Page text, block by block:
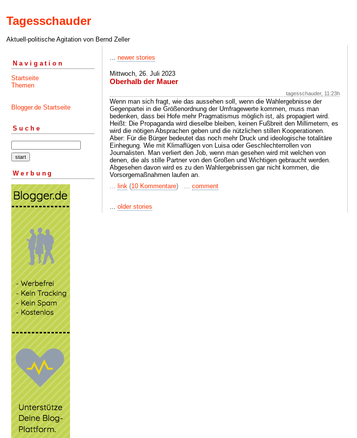
Tagesschauder
Aktuell-politische Agitation von Bernd Zeller
Navigation
Startseite
Themen
Blogger.de Startseite
Suche
Werbung
... newer stories
Mittwoch, 26. Juli 2023
Oberhalb der Mauer
tagesschauder, 11:23h
Wenn man sich fragt, wie das aussehen soll, wenn die Wahlergebnisse der
Gegenpartei in die Größenordnung der Umfragewerte kommen, muss man
bedenken, dass bei Hofe mehr Pragmatismus möglich ist, als propagiert wird.
Heißt: Die Propaganda wird dieselbe bleiben, keinen Fußbreit den Millimetern, es
wird die nötigen Absprachen geben und die nützlichen stillen Kooperationen.
Aber: Für die Bürger bedeutet das noch mehr Druck und ideologische totalitäre
Einhegung. Wie mit Klimaflügen von Luisa oder Geschlechterrollen von
Journalisten. Man verliert den Job, wenn man gesehen wird mit welchen von
denen, die als stille Partner von den Großen und Wichtigen gebraucht werden.
Abgesehen davon wird es zu den Wahlergebnissen gar nicht kommen, die
Vorsorgemaßnahmen laufen an.
... link (10 Kommentare) ... comment
... older stories